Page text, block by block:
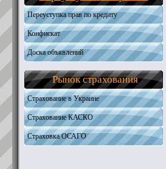
Наличные под залог
Переуступка прав по кредиту
Конфискат
Доска объявлений
Рынок страхования
Страхование в Украине
Страхование КАСКО
Страховка ОСАГО